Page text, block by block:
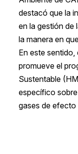
destacó que la
en la gestión de
la manera en
En este
promueve el
Sustentable
específico
gases de efecto